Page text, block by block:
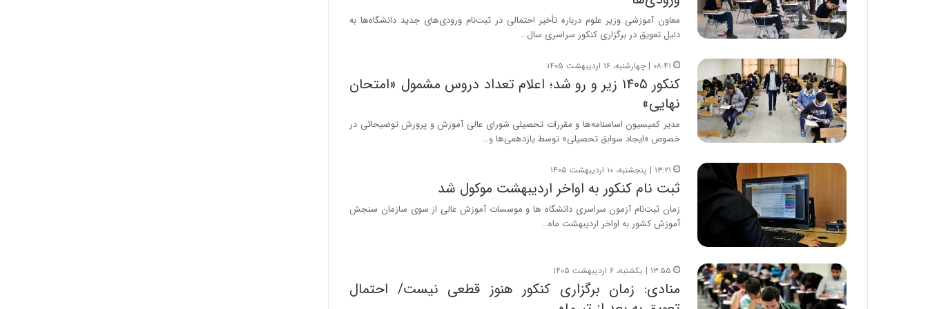
معاون آموزشی وزیر علوم درباره تأخیر احتمالی در ثبت‌نام ورودی‌های جدید دانشگاه‌ها به
دلیل تعویق در برگزاری کنکور سراسری سال…
۰۸:۴۱ | چهارشنبه، ۱۶ اردیبهشت ۱۴۰۵
کنکور ۱۴۰۵ زیر و رو شد؛ اعلام تعداد دروس مشمول «امتحان
نهایی»
مدیر کمیسیون اساسنامه‌ها و مقررات تحصیلی شورای عالی آموزش و پرورش توضیحاتی در
خصوص «ایجاد سوابق تحصیلی» توسط یازدهمی‌ها و…
۱۳:۲۱ | پنجشنبه، ۱۰ اردیبهشت ۱۴۰۵
ثبت نام کنکور به اواخر اردیبهشت موکول شد
زمان ثبت‌نام آزمون سراسری دانشگاه ها و موسسات آموزش عالی از سوی سازمان سنجش
آموزش کشور به اواخر اردیبهشت ماه…
۱۳:۵۵ | یکشنبه، ۶ اردیبهشت ۱۴۰۵
منادی: زمان برگزاری کنکور هنوز قطعی نیست/ احتمال